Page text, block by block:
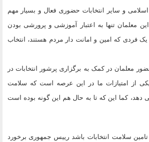
و سایر انتخابات حضوری فعال و بسیار مهم
معلمان تنها به اعتبار آموزشی و پرورشی بودن
یک فردی که امین و امانت دار مردم هستند، انتخاب
معلمان در کمک به برگزاری پرشور انتخابات در
از امتیازات ما در این عرصه است که سلامت
دهد، کما این که تا به حال هم این گونه بوده است
سلامت انتخابات باشد رییس جمهوری برخورد